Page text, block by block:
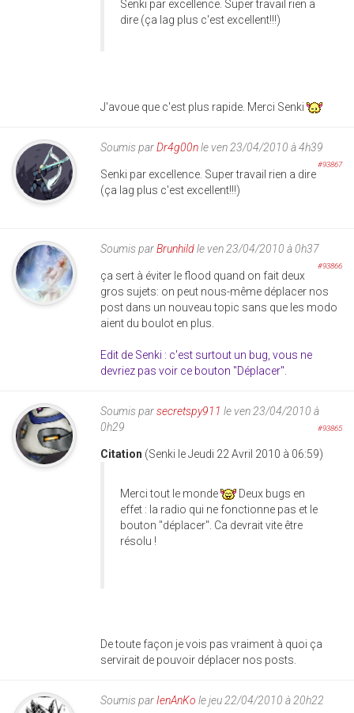
Senki par excellence. Super travail rien a
dire (ça lag plus c'est excellent!!!)
J'avoue que c'est plus rapide. Merci Senki
Soumis parDr4g00nle ven 23/04/2010 à 4h39
#93867
Senki par excellence. Super travail rien a dire
(ça lag plus c'est excellent!!!)
Soumis parBrunhildle ven 23/04/2010 à 0h37
#93866
ça sert à éviter le flood quand on fait deux
gros sujets: on peut nous-même déplacer nos
post dans un nouveau topic sans que les modo
aient du boulot en plus.
Edit de Senki : c'est surtout un bug, vous ne
devriez pas voir ce bouton "Déplacer".
Soumis parsecretspy911 le ven 23/04/2010 à
0h29
#93865
Citation (Senki le Jeudi 22 Avril 2010 à 06:59)
Merci tout le monde
Deux bugs en
effet : la radio qui ne fonctionne pas et le
bouton "déplacer". Ca devrait vite être
résolu !
De toute façon je vois pas vraiment à quoi ça
servirait de pouvoir déplacer nos posts.
Soumis par IenAnKo le jeu 22/04/2010 à 20h22